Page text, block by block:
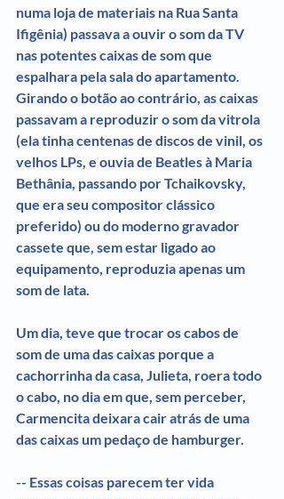
numa loja de materiais na Rua Santa
Ifigênia) passava a ouvir o som da TV
nas potentes caixas de som que
espalhara pela sala do apartamento.
Girando o botão ao contrário, as caixas
passavam a reproduzir o som da vitrola
(ela tinha centenas de discos de vinil, os
velhos LPs, e ouvia de Beatles à Maria
Bethânia, passando por Tchaikovsky,
que era seu compositor clássico
preferido) ou do moderno gravador
cassete que, sem estar ligado ao
equipamento, reproduzia apenas um
som de lata.
Um dia, teve que trocar os cabos de
som de uma das caixas porque a
cachorrinha da casa, Julieta, roera todo
o cabo, no dia em que, sem perceber,
Carmencita deixara cair atrás de uma
das caixas um pedaço de hamburger.
-- Essas coisas parecem ter vida